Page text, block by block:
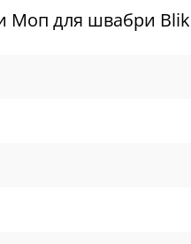
Моп для швабри